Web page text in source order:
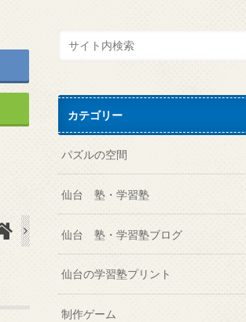
カテゴリー
パズルの空間
仙台 塾・学習塾
仙台 塾・学習塾ブログ
仙台の学習塾プリント
制作ゲーム